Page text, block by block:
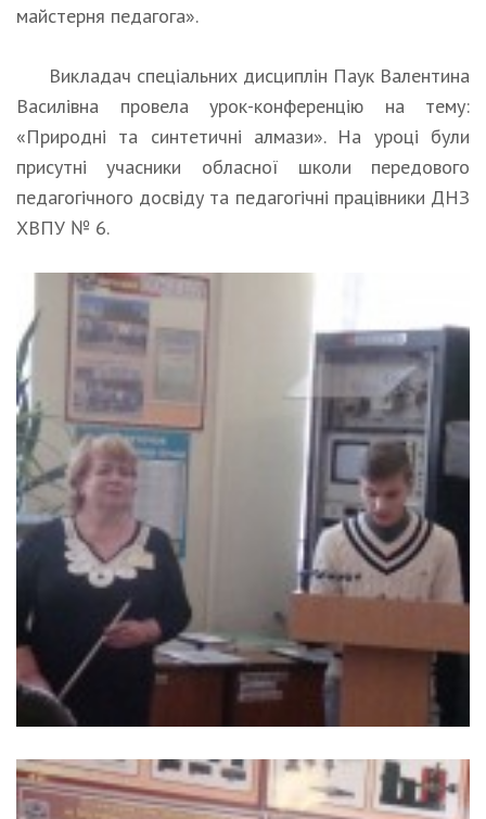
майстерня педагога».
Викладач спеціальних дисциплін Паук Валентина
Василівна провела урок-конференцію на тему:
«Природні та синтетичні алмази». На уроці були
присутні учасники обласної школи передового
педагогічного досвіду та педагогічні працівники ДНЗ
ХВПУ № 6.